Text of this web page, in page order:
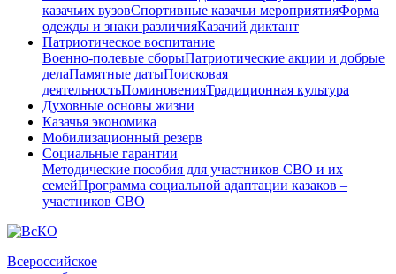
казачьих вузовСпортивные казачьи мероприятияФорма
одежды и знаки различияКазачий диктант
Патриотическое воспитание
Военно-полевые сборыПатриотические акции и добрые
делаПамятные датыПоисковая
деятельностьПоминовенияТрадиционная культура
Духовные основы жизни
Казачья экономика
Мобилизационный резерв
Социальные гарантии
Методические пособия для участников СВО и их
семейПрограмма социальной адаптации казаков –
участников СВО
Всероссийское